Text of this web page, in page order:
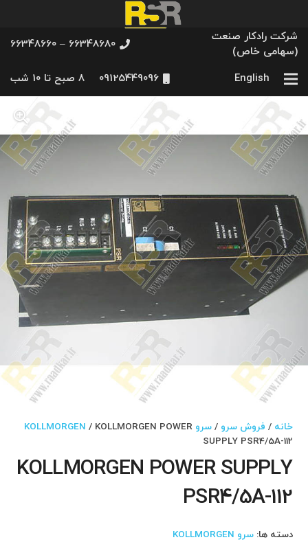
شرکت رادکار صنعت
(سهامی خاص)
66348680 – 66348660
English
09125449096 8 صبح تا 10 شب
خانه / فروش سرو /سرو KOLLMORGEN/ KOLLMORGEN POWER
SUPPLY PSR4/5A-112
KOLLMORGEN POWER SUPPLY
PSR4/5A-112
دسته ها:سرو KOLLMORGEN